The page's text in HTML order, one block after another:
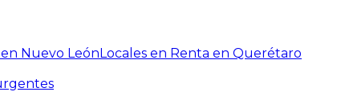
Nuevo LeónLocales en Renta en Querétaro